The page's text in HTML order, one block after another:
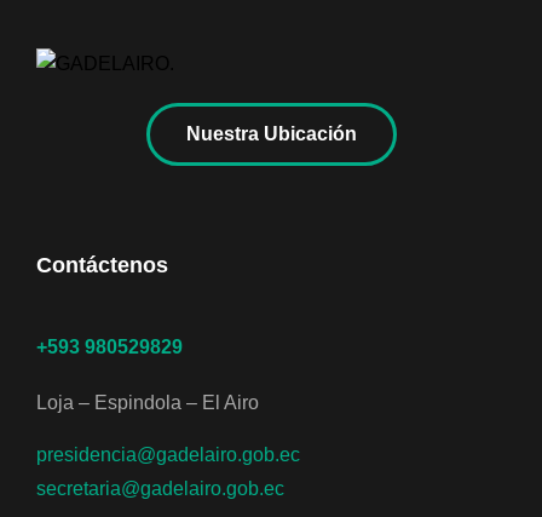
Nuestra Ubicación
Contáctenos
+593 980529829
Loja – Espindola – El Airo
presidencia@gadelairo.gob.ec
secretaria@gadelairo.gob.ec